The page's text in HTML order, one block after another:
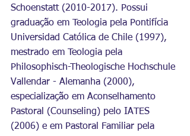
Schoenstatt (2010-2017). Possui
graduação em Teologia pela Pontifícia
Universidad Católica de Chile (1997),
mestrado em Teologia pela
Philosophisch-Theologische Hochschule
Vallendar - Alemanha (2000),
especialização em Aconselhamento
Pastoral (Counseling) pelo IATES
(2006) e em Pastoral Familiar pela